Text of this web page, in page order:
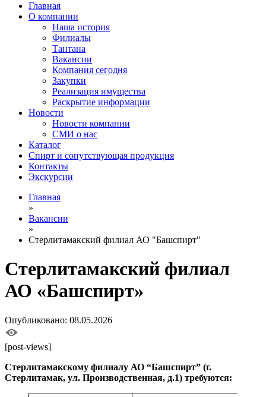
Главная
О компании
Наша история
Филиалы
Тантана
Вакансии
Компания сегодня
Закупки
Реализация имущества
Раскрытие информации
Новости
Новости компании
СМИ о нас
Каталог
Спирт и сопутствующая продукция
Контакты
Экскурсии
Главная
»
Вакансии
»
Стерлитамакский филиал АО "Башспирт"
Стерлитамакский филиал
АО «Башспирт»
Опубликовано: 08.05.2026
[post-views]
Стерлитамакскому филиалу АО “Башспирт” (г.
Стерлитамак, ул. Производственная, д.1) требуются: